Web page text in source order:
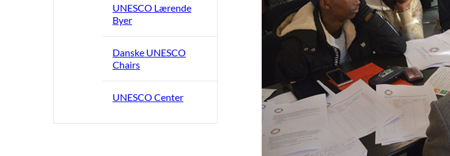
UNESCO Lærende
Byer
Danske UNESCO
Chairs
UNESCO Center